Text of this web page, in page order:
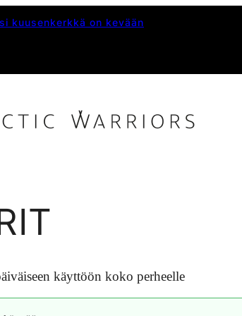
kuusenkerkkä on kevään
käyttöön koko perheelle